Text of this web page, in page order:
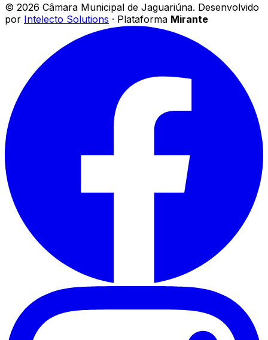
© 2026 Câmara Municipal de Jaguariúna. Desenvolvido
por Intelecto Solutions · Plataforma Mirante